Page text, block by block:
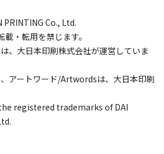
Co., Ltd.
・転用を禁じます。
、大日本印刷株式会社が運営していま
アートワード/Artwordsは、大日本印刷
registered trademarks of DAI